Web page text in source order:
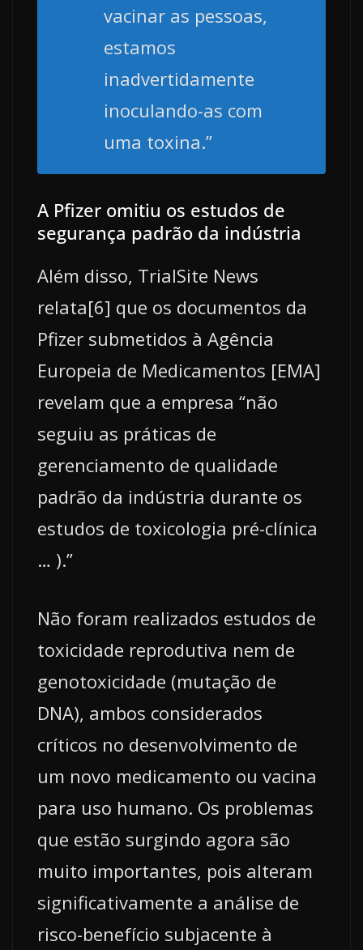
vacinar as pessoas,
estamos
inadvertidamente
inoculando-as com
uma toxina.”
A Pfizer omitiu os estudos de
segurança padrão da indústria
Além disso, TrialSite News
relata[6] que os documentos da
Pfizer submetidos à Agência
Europeia de Medicamentos [EMA]
revelam que a empresa “não
seguiu as práticas de
gerenciamento de qualidade
padrão da indústria durante os
estudos de toxicologia pré-clínica
… ).”
Não foram realizados estudos de
toxicidade reprodutiva nem de
genotoxicidade (mutação de
DNA), ambos considerados
críticos no desenvolvimento de
um novo medicamento ou vacina
para uso humano. Os problemas
que estão surgindo agora são
muito importantes, pois alteram
significativamente a análise de
risco-benefício subjacente à